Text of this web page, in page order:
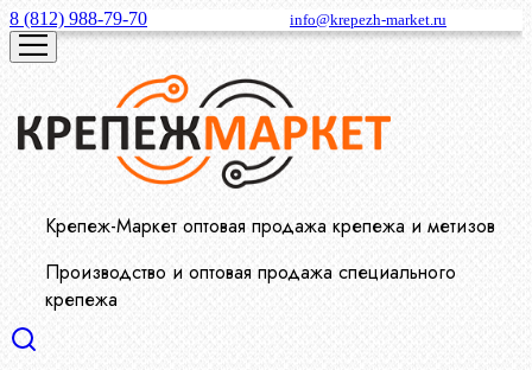
8 (812) 988-79-70 info@krepezh-market.ru
Крепеж-Маркет оптовая продажа крепежа и метизов
Производство и оптовая продажа специального
крепежа